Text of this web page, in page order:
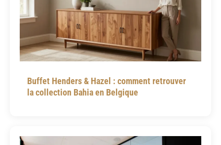
Buffet Henders & Hazel : comment retrouver
la collection Bahia en Belgique